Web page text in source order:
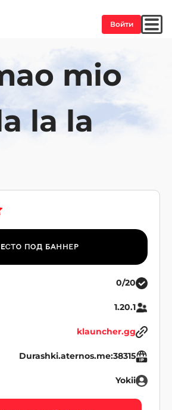
Войти
mio
la la
0/20
1.20.1
klauncher.gg
Durashki.aternos.me:38315
Yokii